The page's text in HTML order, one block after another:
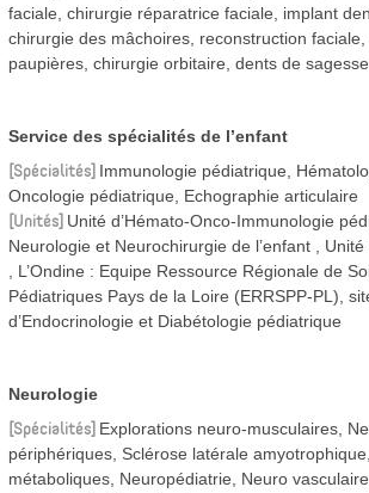
faciale, chirurgie réparatrice faciale, implant
chirurgie des mâchoires, reconstruction
paupières, chirurgie orbitaire, dents de sagesse
Service des spécialités de l’enfant
Spécialités Immunologie pédiatrique,
Oncologie pédiatrique, Echographie articulaire
Unités Unité d’Hémato-Onco-Immunologie
Neurologie et Neurochirurgie de l’enfant
Unité
L’Ondine : Equipe Ressource Régionale de
Pédiatriques Pays de la Loire (ERRSPP-PL),
d’Endocrinologie et Diabétologie pédiatrique
Neurologie
Spécialités Explorations neuro-musculaires,
périphériques, Sclérose latérale
métaboliques, Neuropédiatrie, Neuro